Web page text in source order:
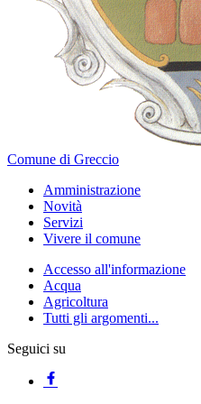
Comune di Greccio
Amministrazione
Novità
Servizi
Vivere il comune
Accesso all'informazione
Acqua
Agricoltura
Tutti gli argomenti...
Seguici su